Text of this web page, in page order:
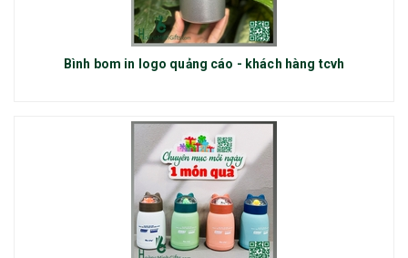
Bình bom in logo quảng cáo - khách hàng tcvh